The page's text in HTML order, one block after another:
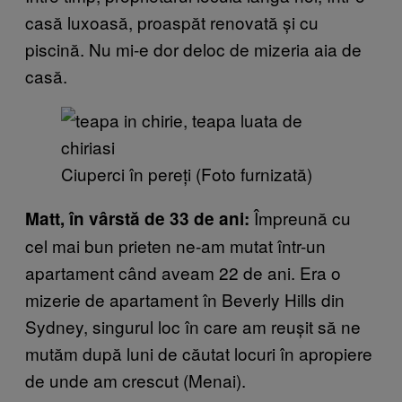
casă luxoasă, proaspăt renovată și cu
piscină. Nu mi-e dor deloc de mizeria aia de
casă.
Ciuperci în pereți (Foto furnizată)
Matt, în vârstă de 33 de ani: Împreună cu
cel mai bun prieten ne-am mutat într-un
apartament când aveam 22 de ani. Era o
mizerie de apartament în Beverly Hills din
Sydney, singurul loc în care am reușit să ne
mutăm după luni de căutat locuri în apropiere
de unde am crescut (Menai).